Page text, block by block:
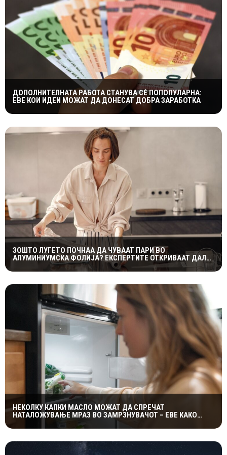
ДОПОЛНИТЕЛНАТА РАБОТА СТАНУВА СÈ ПОПОПУЛАРНА:
ЕВЕ КОИ ИДЕИ МОЖАТ ДА ДОНЕСАТ ДОБРА ЗАРАБОТКА
ЗОШТО ЛУЃЕТО ПОЧНАА ДА ЧУВААТ ПАРИ ВО
АЛУМИНИУМСКА ФОЛИЈА? ЕКСПЕРТИТЕ ОТКРИВААТ ДАЛИ
ТРИКОТ НАВИСТИНА ФУНКЦИОНИРА
НЕКОЛКУ КАПКИ МАСЛО МОЖАТ ДА СПРЕЧАТ
НАТАЛОЖУВАЊЕ МРАЗ ВО ЗАМРЗНУВАЧОТ – ЕВЕ КАКО
ФУНКЦИОНИРА ЕДНОСТАВНИОТ ТРИК